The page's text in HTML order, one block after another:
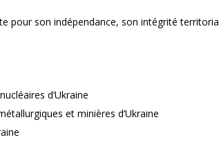
pour son indépendance, son intégrité
d’Ukraine
et minières d’Ukraine